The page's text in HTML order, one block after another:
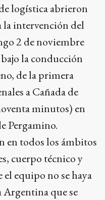
logística abrieron
la intervención del
2 de noviembre
la conducción
de la primera
a Cañada de
minutos) en
Pergamino.
en todos los ámbitos
cuerpo técnico y
equipo no se haya
Argentina que se